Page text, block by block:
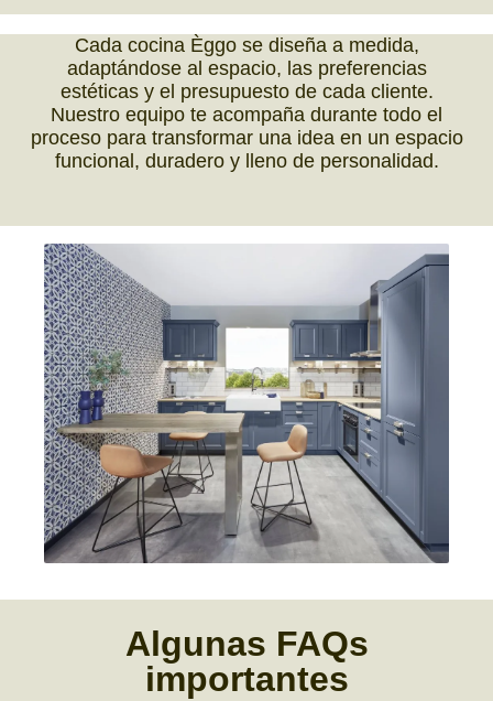
Cada cocina Èggo se diseña a medida,
adaptándose al espacio, las preferencias
estéticas y el presupuesto de cada cliente.
Nuestro equipo te acompaña durante todo el
proceso para transformar una idea en un espacio
funcional, duradero y lleno de personalidad.
Algunas FAQs
importantes